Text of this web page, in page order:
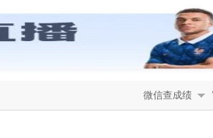
微信查成绩